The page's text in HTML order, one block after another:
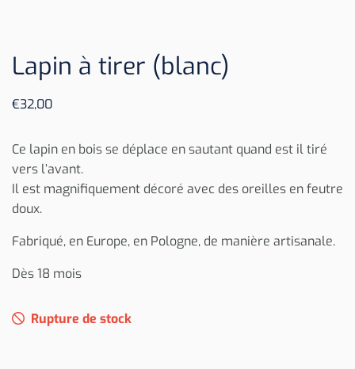
Lapin à tirer (blanc)
€32,00
Ce lapin en bois se déplace en sautant quand est il tiré
vers l’avant.
Il est magnifiquement décoré avec des oreilles en feutre
doux.
Fabriqué, en Europe, en Pologne, de manière artisanale.
Dès 18 mois
Rupture de stock